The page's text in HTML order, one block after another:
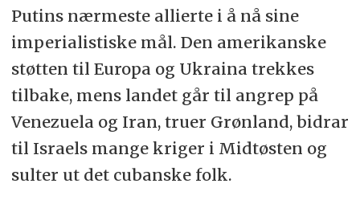
Putins nærmeste allierte i å nå sine
imperialistiske mål. Den amerikanske
støtten til Europa og Ukraina trekkes
tilbake, mens landet går til angrep på
Venezuela og Iran, truer Grønland, bidrar
til Israels mange kriger i Midtøsten og
sulter ut det cubanske folk.